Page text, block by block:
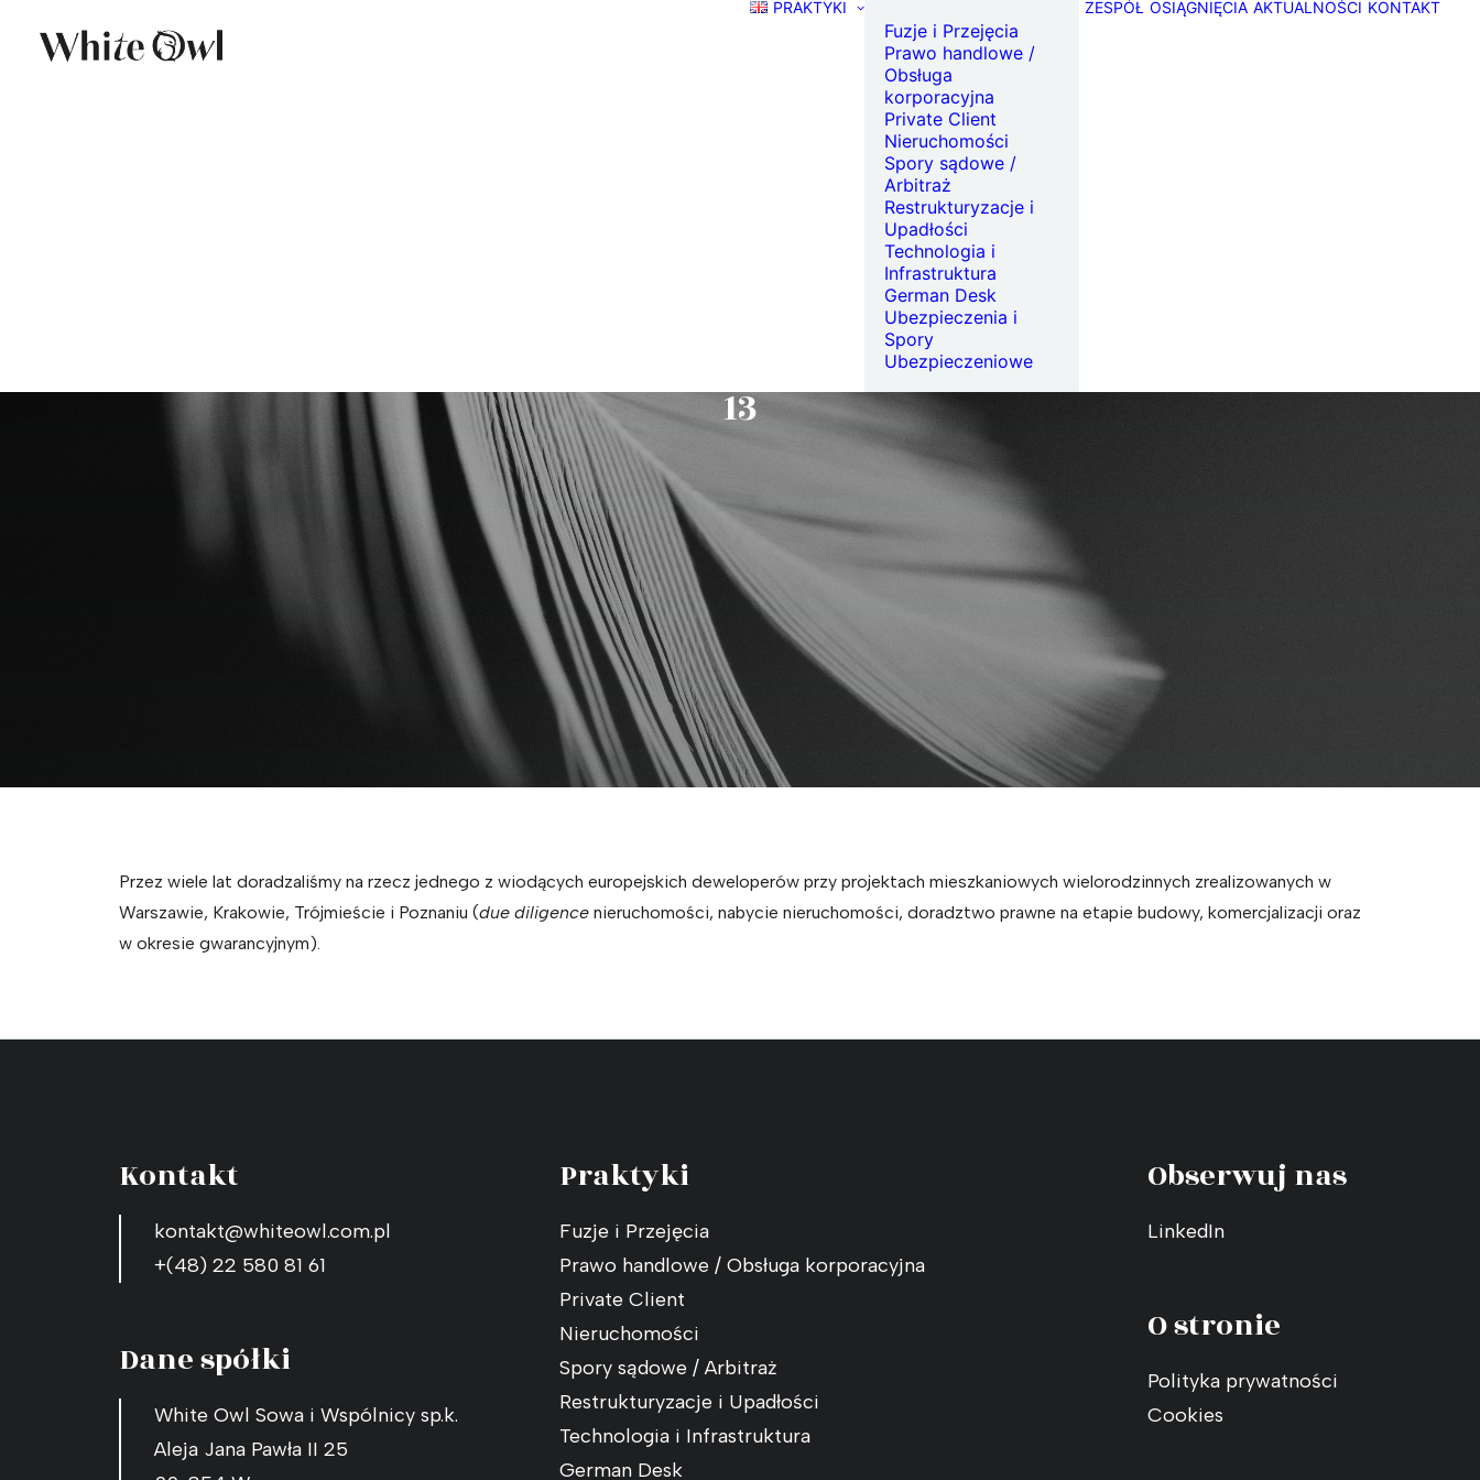
PRAKTYKI
Fuzje i Przejęcia
Prawo handlowe /
Obsługa
korporacyjna
Private Client
Nieruchomości
Spory sądowe /
Arbitraż
Restrukturyzacje i
Upadłości
Technologia i
Infrastruktura
German Desk
Ubezpieczenia i
Spory
Ubezpieczeniowe
ZESPÓŁ OSIĄGNIĘCIA AKTUALNOŚCI KONTAKT
1 Minuta
13
Przez wiele lat doradzaliśmy na rzecz jednego z wiodących europejskich deweloperów przy projektach mieszkaniowych wielorodzinnych zrealizowanych w
Warszawie, Krakowie, Trójmieście i Poznaniu (due diligence nieruchomości, nabycie nieruchomości, doradztwo prawne na etapie budowy, komercjalizacji oraz
w okresie gwarancyjnym).
Kontakt
kontakt@whiteowl.com.pl
+(48) 22 580 81 61
Dane spółki
White Owl Sowa i Wspólnicy sp.k.
Aleja Jana Pawła II 25
Praktyki
Fuzje i Przejęcia
Prawo handlowe / Obsługa korporacyjna
Private Client
Nieruchomości
Spory sądowe / Arbitraż
Restrukturyzacje i Upadłości
Technologia i Infrastruktura
German Desk
Obserwuj nas
LinkedIn
O stronie
Polityka prywatności
Cookies